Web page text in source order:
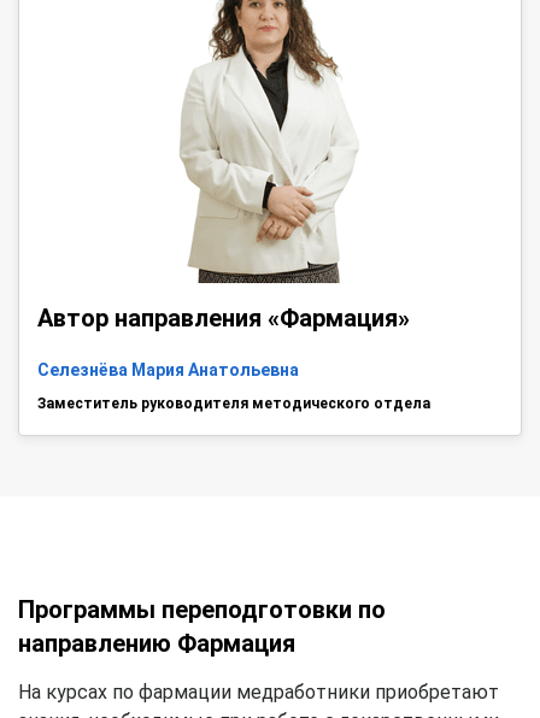
Автор направления «Фармация»
Селезнёва Мария Анатольевна
Заместитель руководителя методического отдела
Программы переподготовки по
направлению Фармация
На курсах по фармации медработники приобретают